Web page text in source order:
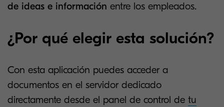
de ideas e información entre los empleados.
¿Por qué elegir esta solución?
Con esta aplicación puedes acceder a
documentos en el servidor dedicado
directamente desde el panel de control de tu